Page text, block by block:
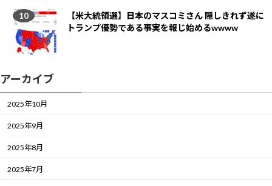
【米大統領選】日本のマスコミさん 隠しきれず遂に
トランプ優勢である事実を報じ始めるwwww
アーカイブ
2025年10月
2025年9月
2025年8月
2025年7月